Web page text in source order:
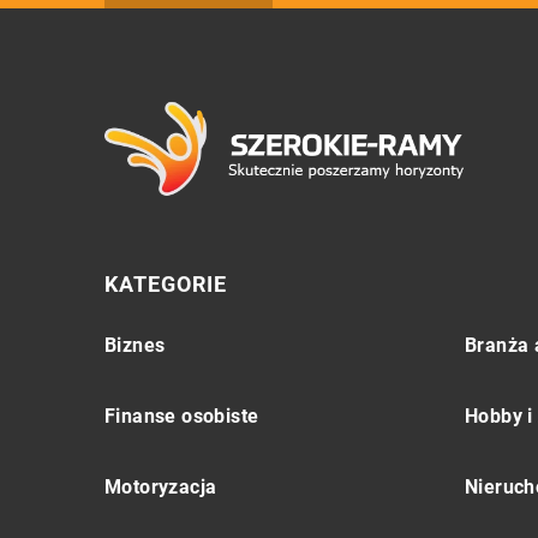
KATEGORIE
Biznes Branża
Finanse osobiste Hobby
Motoryzacja